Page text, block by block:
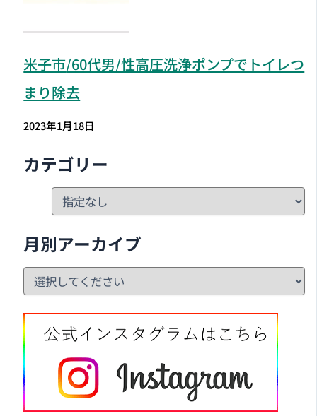
米子市/60代男/性高圧洗浄ポンプでトイレつ
まり除去
2023年1月18日
カテゴリー
月別アーカイブ